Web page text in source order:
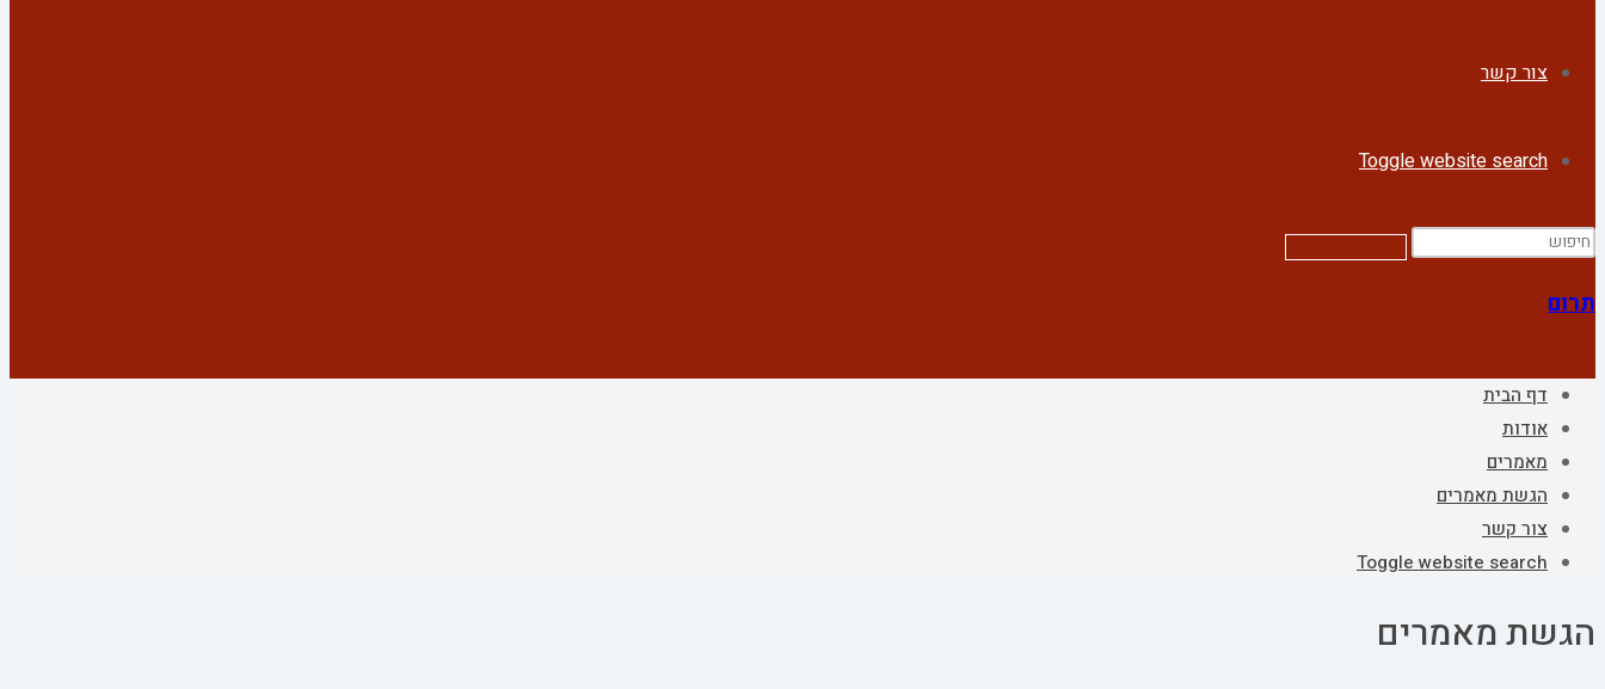
צור קשר
Toggle website search
תרום
דף הבית
אודות
מאמרים
הגשת מאמרים
צור קשר
Toggle website search
הגשת מאמרים